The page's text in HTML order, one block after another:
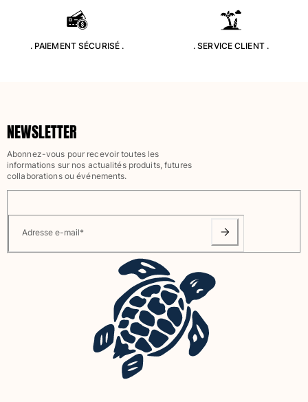
. PAIEMENT SÉCURISÉ . . SERVICE CLIENT .
NEWSLETTER
Abonnez-vous pour recevoir toutes les
informations sur nos actualités produits, futures
collaborations ou événements.
Adresse e-mail*